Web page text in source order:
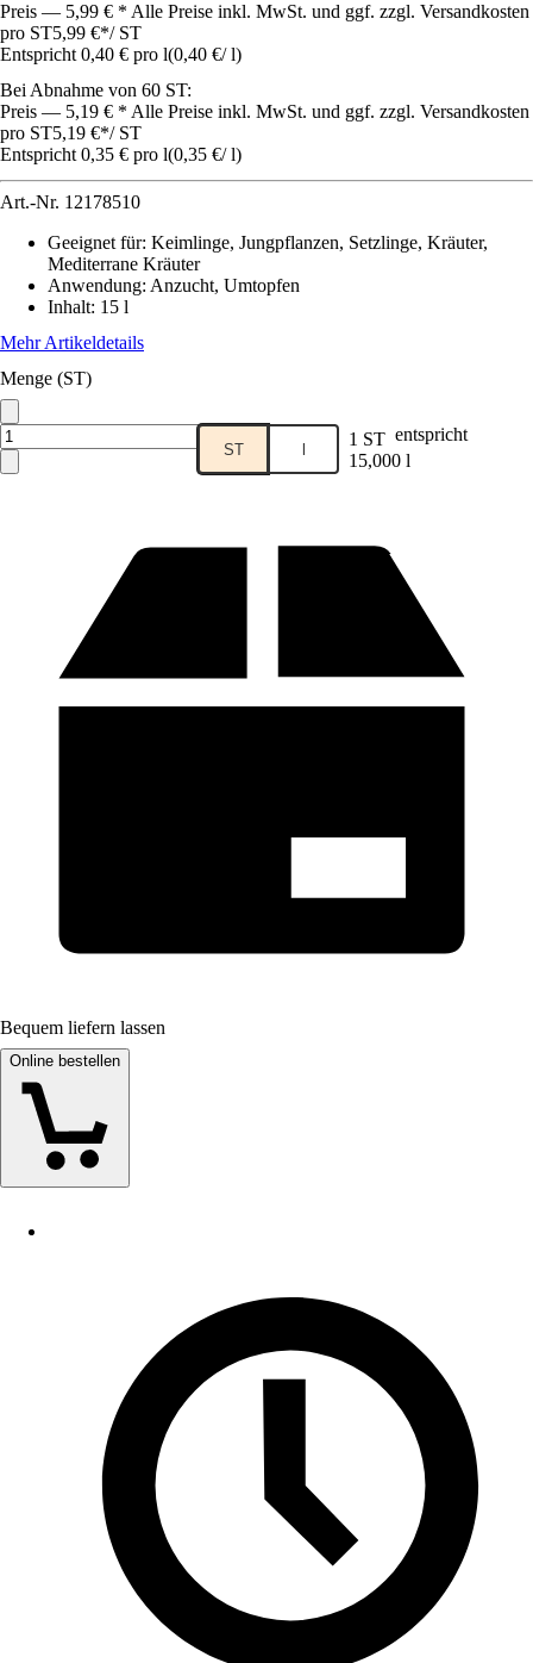
Preis — 5,99 € * Alle Preise inkl. MwSt. und ggf. zzgl. Versandkosten
pro ST5,99 €*/ ST
Entspricht 0,40 € pro l(0,40 €/ l)
Bei Abnahme von 60 ST:
Preis — 5,19 € * Alle Preise inkl. MwSt. und ggf. zzgl. Versandkosten
pro ST5,19 €*/ ST
Entspricht 0,35 € pro l(0,35 €/ l)
Art.-Nr. 12178510
Geeignet für: Keimlinge, Jungpflanzen, Setzlinge, Kräuter,
Mediterrane Kräuter
Anwendung: Anzucht, Umtopfen
Inhalt: 15 l
Mehr Artikeldetails
Menge (ST)
ST l 1 ST entspricht
15,000 l
Bequem liefern lassen
Online bestellen